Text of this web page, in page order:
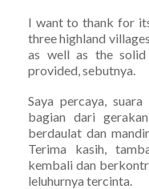
I want to thank for
three highland
as well as the
provided, sebutnya.
Saya percaya,
bagian dari
berdaulat dan
Terima kasih,
kembali dan
leluhurnya tercinta.